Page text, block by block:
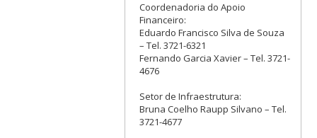
Coordenadoria do Apoio
Financeiro:
Eduardo Francisco Silva de Souza
– Tel. 3721-6321
Fernando Garcia Xavier – Tel. 3721-
4676
Setor de Infraestrutura:
Bruna Coelho Raupp Silvano – Tel.
3721-4677